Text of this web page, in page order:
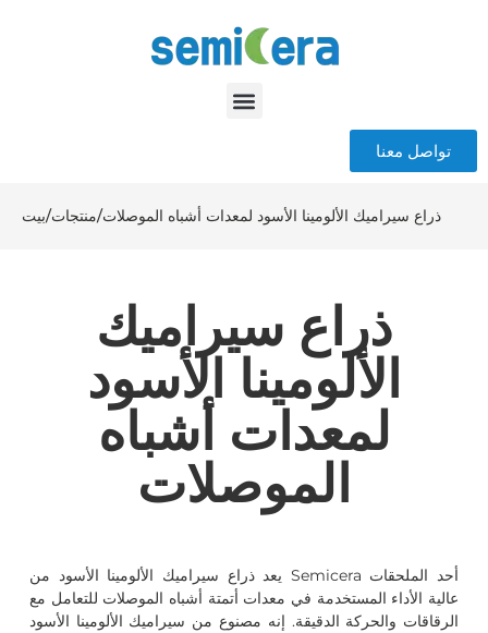
تواصل معنا
بيت/منتجات/ذراع سيراميك الألومينا الأسود لمعدات أشباه الموصلات
ذراع سيراميك
الألومينا الأسود
لمعدات أشباه
الموصلات
يعد ذراع سيراميك الألومينا الأسود من Semicera أحد الملحقات
عالية الأداء المستخدمة في معدات أتمتة أشباه الموصلات للتعامل مع
الرقاقات والحركة الدقيقة. إنه مصنوع من سيراميك الألومينا الأسود